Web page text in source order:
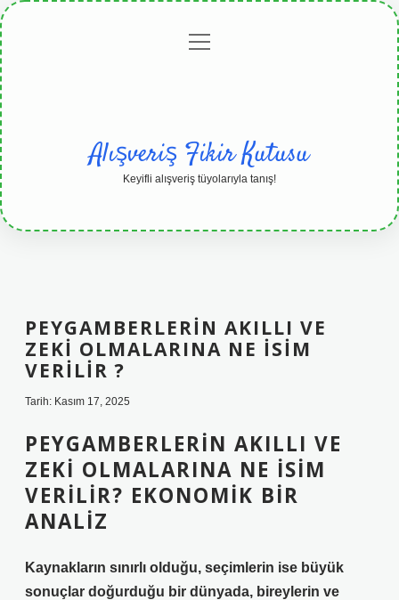
Gizlilikmenüyü
Alışveriş Fikir Kutusu
Keyifli alışveriş tüyolarıyla tanış!
PEYGAMBERLERIN AKILLI VE
ZEKI OLMALARINA NE ISIM
VERILIR ?
Tarih: Kasım 17, 2025
PEYGAMBERLERIN AKILLI VE
ZEKI OLMALARINA NE İSIM
VERILIR? EKONOMIK BIR
ANALIZ
Kaynakların sınırlı olduğu, seçimlerin ise büyük
sonuçlar doğurduğu bir dünyada, bireylerin ve